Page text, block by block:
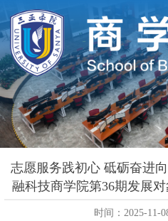
志愿服务践初心 砥砺奋进
融科技商学院第36期发展
时间：2025-11-